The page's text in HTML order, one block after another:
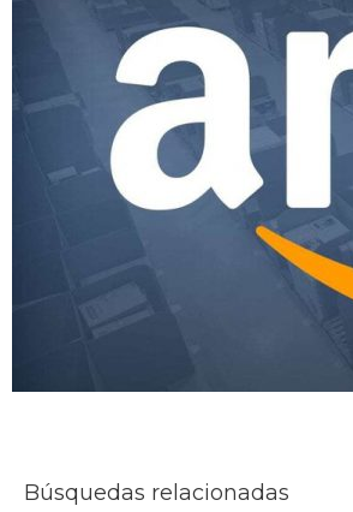
Búsquedas relacionadas